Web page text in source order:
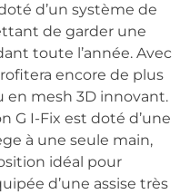
d’un système de
de garder une
toute l’année. Avec
encore de plus
en mesh 3D innovant.
G I-Fix est doté d’une
à une seule main,
idéal pour
d’une assise très